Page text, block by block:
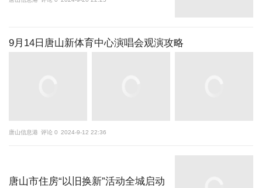
9月14日唐山新体育中心演唱会观演攻略
唐山信息港 评论 0 2024-9-12 22:36
唐山市住房“以旧换新”活动全城启动